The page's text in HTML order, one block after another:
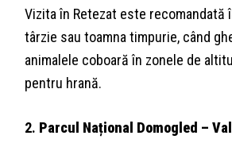
Vizita în Retezat este recomandată
târzie sau toamna timpurie, când
animalele coboară în zonele de
pentru hrană.
2. Parcul Național Domogled –